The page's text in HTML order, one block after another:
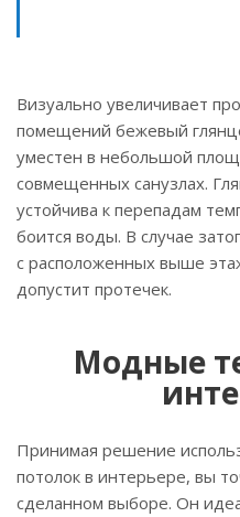
Визуально увеличивает
помещений бежевый
уместен в небольшой
совмещенных санузлах.
устойчива к перепадам
боится воды. В случае
с расположенных выше
допустит протечек.
Модные
Принимая решение
потолок в интерьере, вы
сделанном выборе. Он